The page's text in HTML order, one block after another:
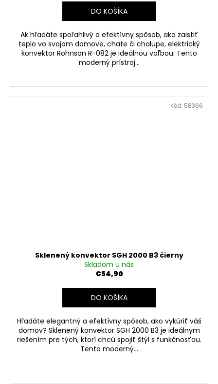
DO KOŠÍKA
Ak hľadáte spoľahlivý a efektívny spôsob, ako zaistiť
teplo vo svojom domove, chate či chalupe, elektrický
konvektor Rohnson R-082 je ideálnou voľbou. Tento
moderný prístroj...
Sklenený konvektor SGH 2000 B3 čierny
Skladom u nás
€54,90
DO KOŠÍKA
Hľadáte elegantný a efektívny spôsob, ako vykúriť váš
domov? Sklenený konvektor SGH 2000 B3 je ideálnym
riešením pre tých, ktorí chcú spojiť štýl s funkčnosťou.
Tento moderný...
Kód: 58366